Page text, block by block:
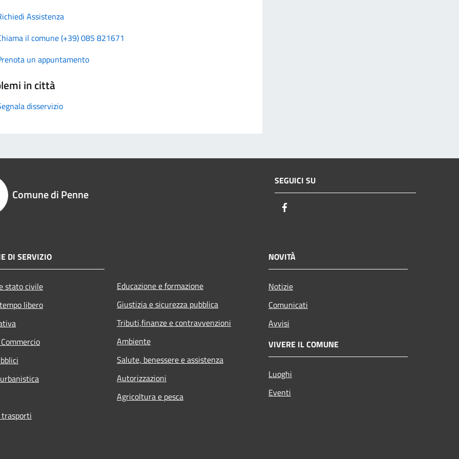
Assistenza
il comune (+39) 085 821671
un appuntamento
in città
disservizio
Comune di Penne
SEGUICI SU
DI SERVIZIO
stato civile
libero
Educazione e formazione
Giustizia e sicurezza pubblica
Tributi,finanze e contravvenzioni
Ambiente
Salute, benessere e assistenza
Autorizzazioni
Agricoltura e pesca
NOVITÀ
Notizie
Comunicati
Avvisi
VIVERE IL COMUNE
Luoghi
Eventi